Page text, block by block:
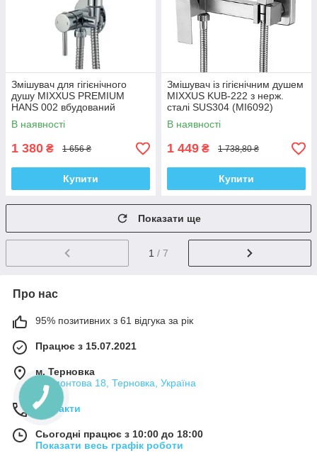
Змішувач для гігієнічного
душу MIXXUS PREMIUM
HANS 002 вбудований
(MI5966)
В наявності
1 380 ₴ 1 656 ₴
Купити
Змішувач із гігієнічним душем
MIXXUS KUB-222 з нерж.
сталі SUS304 (MI6092)
В наявності
1 449 ₴ 1 738,80 ₴
Купити
Показати ще
1 / 7
Про нас
95% позитивних з 61 відгука за рік
Працює з 15.07.2021
м. Терновка
Лермонтова 18, Терновка, Україна
Контакти
Сьогодні працює з 10:00 до 18:00
Показати весь графік роботи